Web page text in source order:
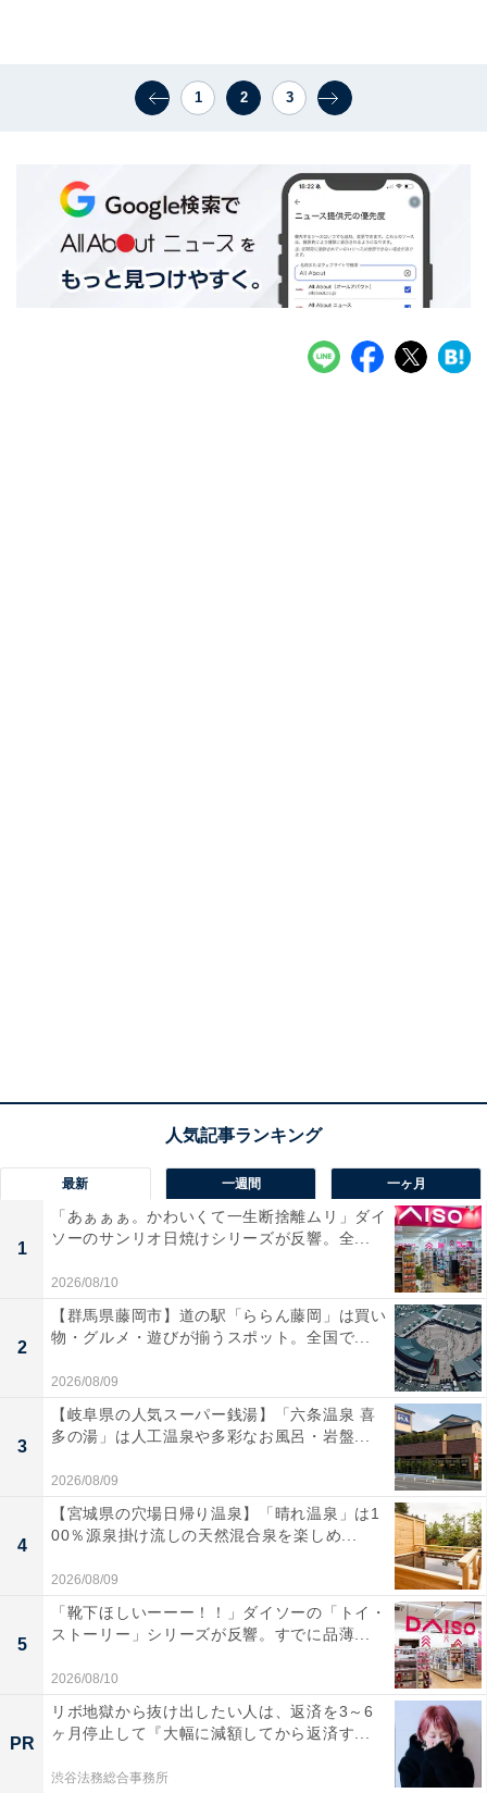
1 2 3
最新 一週間 一ヶ月
1
「あぁぁぁ。かわいくて一生断捨離ムリ」ダイ
ソーのサンリオ日焼けシリーズが反響。全...
2026/08/10
2
【群馬県藤岡市】道の駅「ららん藤岡」は買い
物・グルメ・遊びが揃うスポット。全国で...
2026/08/09
3
【岐阜県の人気スーパー銭湯】「六条温泉 喜
多の湯」は人工温泉や多彩なお風呂・岩盤...
2026/08/09
4
【宮城県の穴場日帰り温泉】「晴れ温泉」は1
00％源泉掛け流しの天然混合泉を楽しめ...
2026/08/09
5
「靴下ほしいーーー！！」ダイソーの「トイ・
ストーリー」シリーズが反響。すでに品薄...
2026/08/10
PR
リボ地獄から抜け出したい人は、返済を3～6
ヶ月停止して『大幅に減額してから返済す...
渋谷法務総合事務所